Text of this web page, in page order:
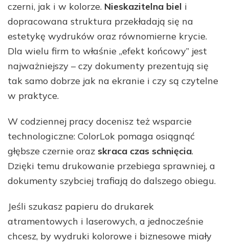
czerni, jak i w kolorze. Nieskazitelna biel i
dopracowana struktura przekładają się na
estetykę wydruków oraz równomierne krycie.
Dla wielu firm to właśnie „efekt końcowy” jest
najważniejszy – czy dokumenty prezentują się
tak samo dobrze jak na ekranie i czy są czytelne
w praktyce.
W codziennej pracy docenisz też wsparcie
technologiczne: ColorLok pomaga osiągnąć
głębsze czernie oraz skraca czas schnięcia.
Dzięki temu drukowanie przebiega sprawniej, a
dokumenty szybciej trafiają do dalszego obiegu.
Jeśli szukasz papieru do drukarek
atramentowych i laserowych, a jednocześnie
chcesz, by wydruki kolorowe i biznesowe miały